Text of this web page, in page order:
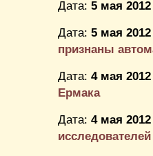
Дата: 5 мая
Дата: 5 мая
признаны
Дата: 4 мая
Ермака
Дата: 4 мая
исследователей